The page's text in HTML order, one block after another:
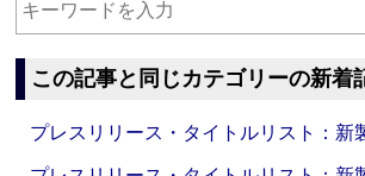
この記事と同じカテゴリーの新着
プレスリリース・タイトルリスト：